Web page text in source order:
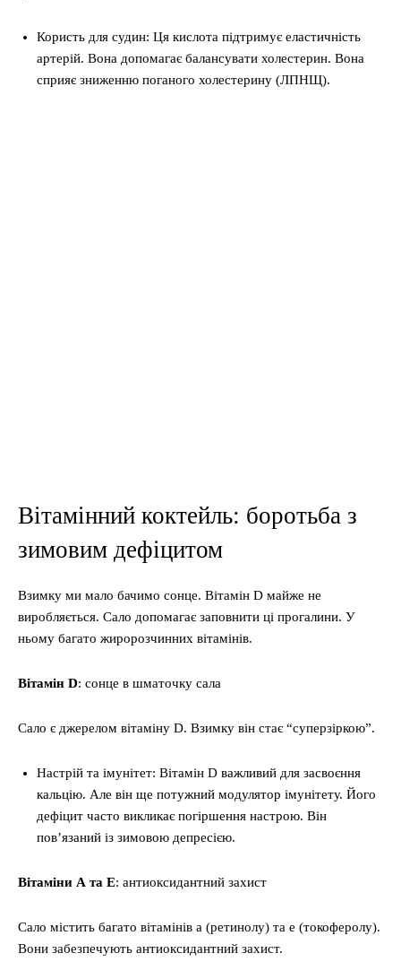
Користь для судин: Ця кислота підтримує еластичність
артерій. Вона допомагає балансувати холестерин. Вона
сприяє зниженню поганого холестерину (ЛПНЩ).
Вітамінний коктейль: боротьба з
зимовим дефіцитом
Взимку ми мало бачимо сонце. Вітамін D майже не
виробляється. Сало допомагає заповнити ці прогалини. У
ньому багато жиророзчинних вітамінів.
Вітамін D: сонце в шматочку сала
Сало є джерелом вітаміну D. Взимку він стає “суперзіркою”.
Настрій та імунітет: Вітамін D важливий для засвоєння
кальцію. Але він ще потужний модулятор імунітету. Його
дефіцит часто викликає погіршення настрою. Він
пов’язаний із зимовою депресією.
Вітаміни А та Е: антиоксидантний захист
Сало містить багато вітамінів а (ретинолу) та е (токоферолу).
Вони забезпечують антиоксидантний захист.